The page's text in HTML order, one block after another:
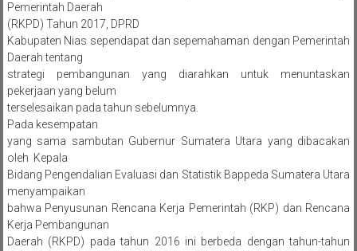
Pemerintah Daerah
(RKPD) Tahun 2017, DPRD
Kabupaten Nias sependapat dan sepemahaman dengan Pemerintah
Daerah tentang
strategi pembangunan yang diarahkan untuk menuntaskan
pekerjaan yang belum
terselesaikan pada tahun sebelumnya.
Pada kesempatan
yang sama sambutan Gubernur Sumatera Utara yang dibacakan
oleh Kepala
Bidang Pengendalian Evaluasi dan Statistik Bappeda Sumatera Utara
menyampaikan
bahwa Penyusunan Rencana Kerja Pemerintah (RKP) dan Rencana
Kerja Pembangunan
Daerah (RKPD) pada tahun 2016 ini berbeda dengan tahun-tahun